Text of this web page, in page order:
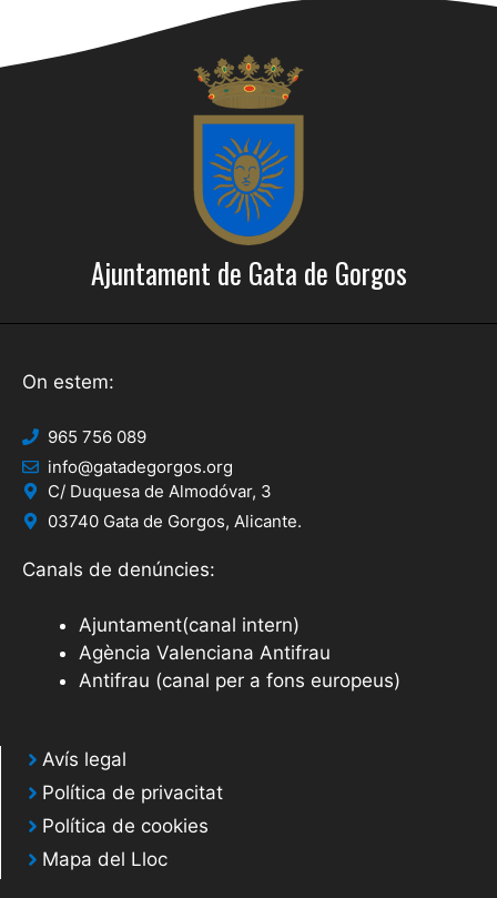
Ajuntament de Gata de Gorgos
On estem:
965 756 089
info@gatadegorgos.org
C/ Duquesa de Almodóvar, 3
03740 Gata de Gorgos, Alicante.
Canals de denúncies:
Ajuntament(canal intern)
Agència Valenciana Antifrau
Antifrau (canal per a fons europeus)
Avís legal
Política de privacitat
Política de cookies
Mapa del Lloc